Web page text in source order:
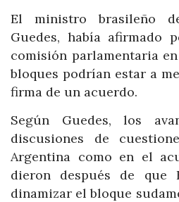
El ministro brasileño
Guedes, había afirmado
comisión parlamentaria
bloques podrían estar a
firma de un acuerdo.
Según Guedes, los
discusiones de
Argentina como en el
dieron después de que
dinamizar el bloque